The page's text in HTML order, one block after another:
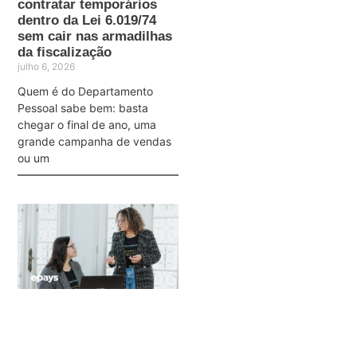
contratar temporários
dentro da Lei 6.019/74
sem cair nas armadilhas
da fiscalização
julho 6, 2026
Quem é do Departamento
Pessoal sabe bem: basta
chegar o final de ano, uma
grande campanha de vendas
ou um